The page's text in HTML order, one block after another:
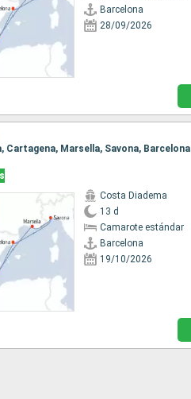
Barcelona
28/09/2026
Cartagena, Marsella, Savona, Barcelona
Costa Diadema
13 d
Camarote estándar
Barcelona
19/10/2026